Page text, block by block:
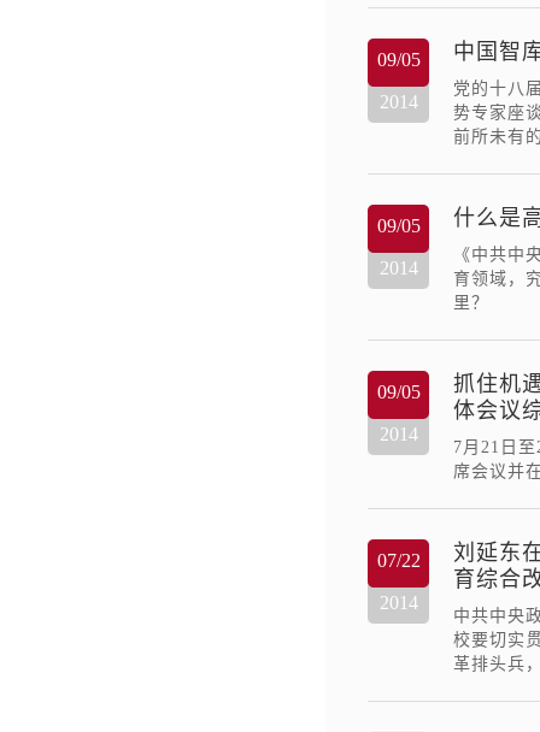
09/05
2014
中国智
党的十八
势专家座
前所未有
09/05
2014
什么是
《中共中
育领域，
里？
09/05
2014
抓住机
体会议
7月21日
席会议并
07/22
2014
刘延东
育综合
中共中央
校要切实
革排头兵